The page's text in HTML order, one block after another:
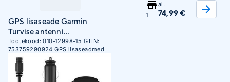
GPS lisaseade Garmin
Turvise antenni
kinnituskomplekt EMEA
Tootekood:010-12998-15 GTIN:
753759290924 GPS lisaseadmed
1
al.
74,99 €